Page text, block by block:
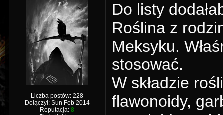
Liczba postów: 228
Dołączył: Sun Feb 2014
Reputacja: 8
Do listy
Roślina z
Meksyku.
stosować.
W składzie
flawonoidy,